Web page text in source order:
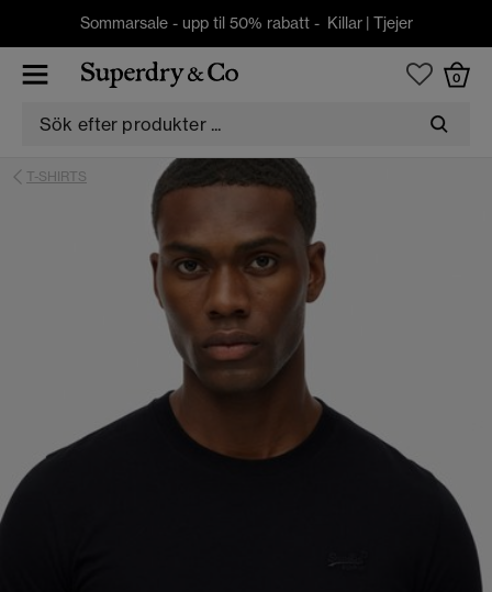
Sommarsale - upp til 50% rabatt - Killar| Tjejer
0
T-SHIRTS